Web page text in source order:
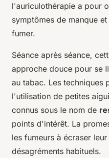
l'auriculothérapie a pour
symptômes de manque
fumer.
Séance après séance,
approche douce pour se
au tabac. Les techniques
l'utilisation de petites
connus sous le nom de
points d'intérêt. La
les fumeurs à écraser
désagréments habituels.